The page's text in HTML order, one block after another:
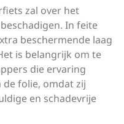
zal over het
In feite
beschermende laag
is belangrijk om te
die ervaring
folie, omdat zij
en schadevrije